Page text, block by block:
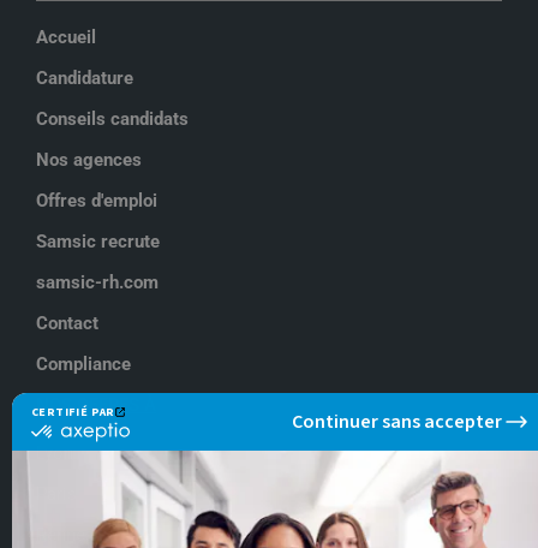
Accueil
Candidature
Conseils candidats
Nos agences
Offres d'emploi
Samsic recrute
samsic-rh.com
Contact
Compliance
NOS OFFRES À
Lyon
Rennes